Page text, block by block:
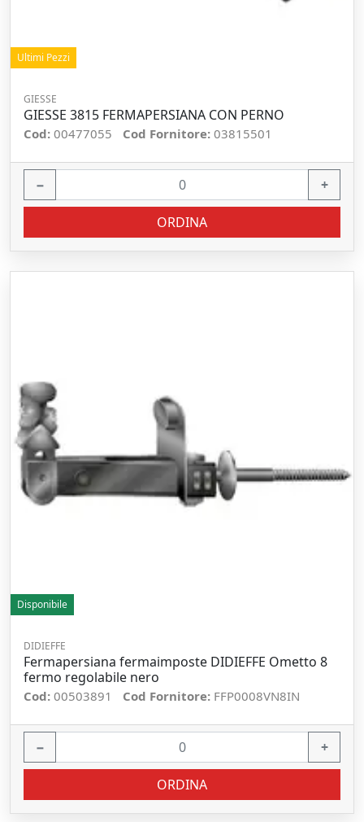
Ultimi Pezzi
GIESSE
GIESSE 3815 FERMAPERSIANA CON PERNO
Cod: 00477055 Cod Fornitore: 03815501
− +
ORDINA
Disponibile
DIDIEFFE
Fermapersiana fermaimposte DIDIEFFE Ometto 8
fermo regolabile nero
Cod: 00503891 Cod Fornitore: FFP0008VN8IN
− +
ORDINA